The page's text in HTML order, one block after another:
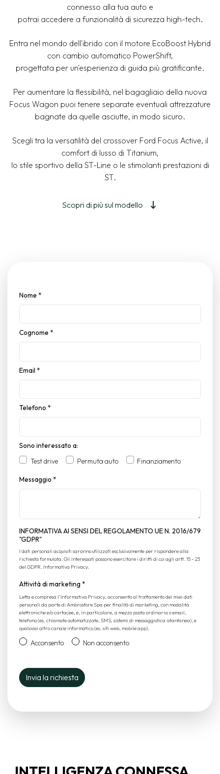
connesso alla tua auto e
potrai accedere a funzionalità di sicurezza high-tech.
Entra nel mondo dell'ibrido con il motore EcoBoost Hybrid
con cambio automatico PowerShift,
progettata per un'esperienza di guida più gratificante.
Per aumentare la flessibilità, nel bagagliaio della nuova
Focus Wagon puoi tenere separate eventuali attrezzature
bagnate da quelle asciutte, in modo sicuro.
Scegli tra la versatilità del crossover Ford Focus Active, il
comfort di lusso di Titanium,
lo stile sportivo della ST-Line o le stimolanti prestazioni di
ST.
Scopri di più sul modello
Nome *
Cognome *
Email *
Telefono *
Sono interessato a:
Test drive
Permuta auto Finanziamento
Messaggio *
INFORMATIVA AI SENSI DEL REGOLAMENTO UE N. 2016/679
"GDPR"
I dati personali acquisiti saranno utilizzati esclusivamente per rispondere alla
richiesta formulata. Gli Interessati possono esercitare i diritti di cui agli artt. 15 - 23
del GDPR. Informativa Privacy.
Attività di marketing *
Letta e compresa l’Informativa Privacy, acconsento al trattamento dei miei dati
personali da parte di Ambrostore Spa per finalità di marketing, con modalità
elettroniche e/o cartacee, e, in particolare, a mezzo posta ordinaria o email,
telefono (es. chiamate automatizzate, SMS, sistemi di messaggistica istantanea), e
qualsiasi altro canale informatico (es. siti web, mobile app).
Acconsento Non acconsento